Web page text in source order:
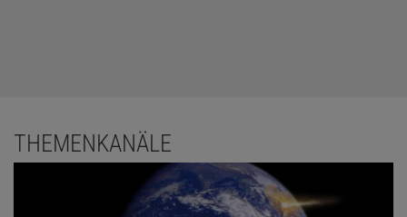
THEMENKANÄLE